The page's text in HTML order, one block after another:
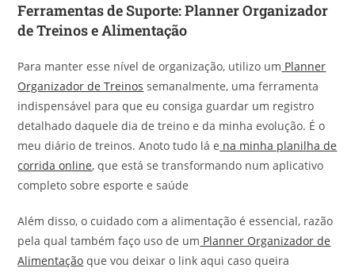
Ferramentas de Suporte: Planner Organizador
de Treinos e Alimentação
Para manter esse nível de organização, utilizo um Planner
Organizador de Treinos semanalmente, uma ferramenta
indispensável para que eu consiga guardar um registro
detalhado daquele dia de treino e da minha evolução. É o
meu diário de treinos. Anoto tudo lá e na minha planilha de
corrida online, que está se transformando num aplicativo
completo sobre esporte e saúde
Além disso, o cuidado com a alimentação é essencial, razão
pela qual também faço uso de um Planner Organizador de
Alimentação que vou deixar o link aqui caso queira